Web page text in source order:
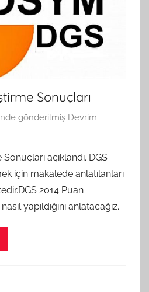
Sonuçları
gönderilmiş Devrim
açıklandı. DGS
için makalede anlatılanları
2014 Puan
yapıldığını anlatacağız.